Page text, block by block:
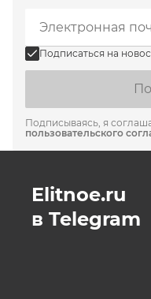
Подписаться на
Подписываясь, я
пользовательского
Elitnoe.ru
в Telegram